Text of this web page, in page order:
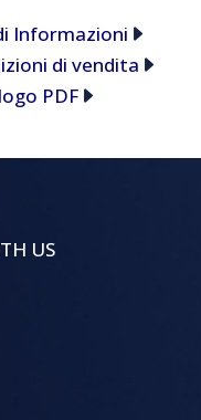
Informazioni
di vendita
PDF
US